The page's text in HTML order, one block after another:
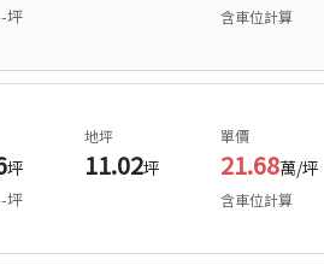
坪 含車位計算
坪
坪
地坪
11.02坪
單價
21.68萬/坪
含車位計算